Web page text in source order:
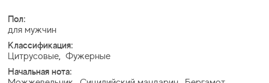
Пол:
для мужчин
Классификация:
Цитрусовые, Фужерные
Начальная нота: